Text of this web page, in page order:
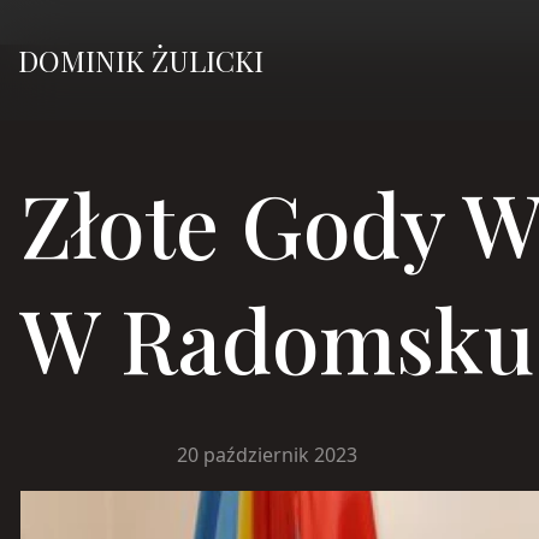
DOMINIK ŻULICKI
Złote Gody
W Radomsku
20 październik 2023